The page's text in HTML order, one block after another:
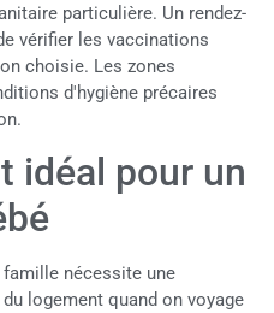
particulière. Un rendez-
vérifier les vaccinations
choisie. Les zones
d'hygiène précaires
idéal pour un
nécessite une
logement quand on voyage